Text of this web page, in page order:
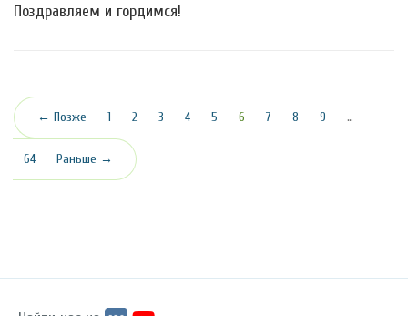
Поздравляем и гордимся!
← Позже 1 2 3 4 5 6 (текущая)
7 8 9 …
64 Раньше →